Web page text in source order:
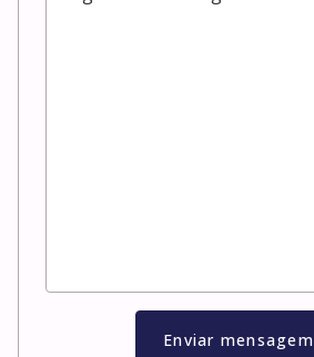
Enviar mensagem